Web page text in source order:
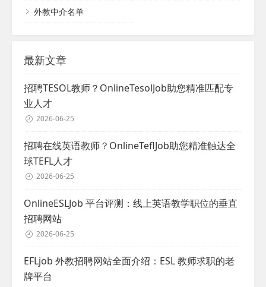
外教中介名单
最新文章
招聘TESOL教师？OnlineTesolJob助您精准匹配专
业人才
2026-06-25
招聘在线英语教师？OnlineTeflJob助您精准触达全
球TEFL人才
2026-06-25
OnlineESLJob 平台评测：线上英语教学职位的垂直
招聘网站
2026-06-25
EFLjob 外教招聘网站全面介绍：ESL 教师求职的老
牌平台